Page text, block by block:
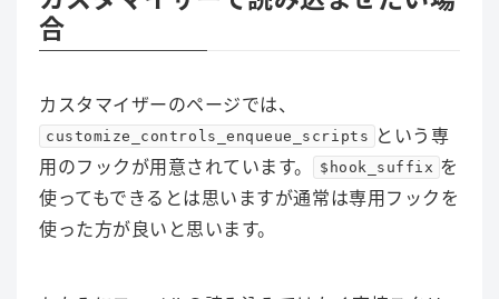
合
カスタマイザーのページでは、
customize_controls_enqueue_scripts
という専
用のフックが用意されています。
$hook_suffix を
使ってもできるとは思いますが通常は専用フックを
使った方が良いと思います。